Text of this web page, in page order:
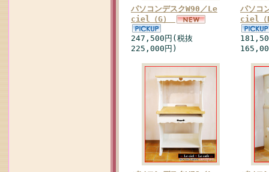
パソコンデスクW90／Le
ciel（G）
247,500円(税抜
225,000円)
パソコ
ciel（